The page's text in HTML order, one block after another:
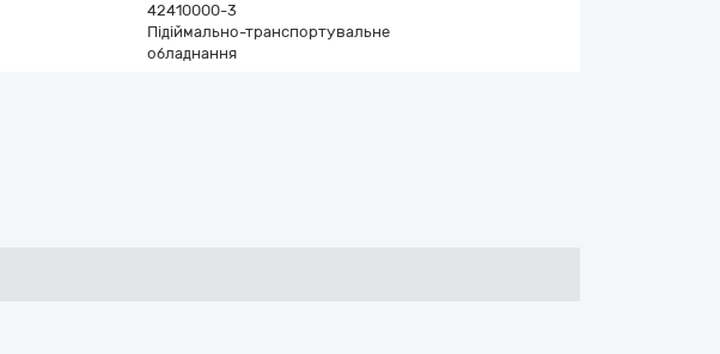
42410000-3
Підіймально-транспортувальне
обладнання